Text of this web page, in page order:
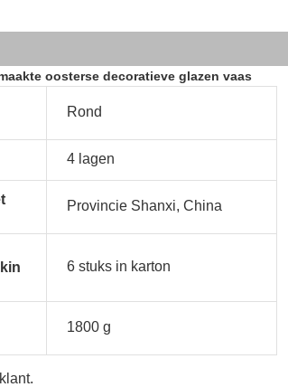
oosterse decoratieve glazen vaas
Rond
4 lagen
Provincie Shanxi, China
6 stuks in karton
1800 g